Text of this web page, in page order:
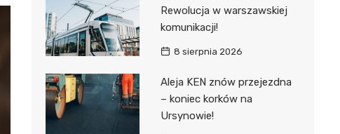
Rewolucja w warszawskiej
komunikacji!
8 sierpnia 2026
Aleja KEN znów przejezdna
– koniec korków na
Ursynowie!